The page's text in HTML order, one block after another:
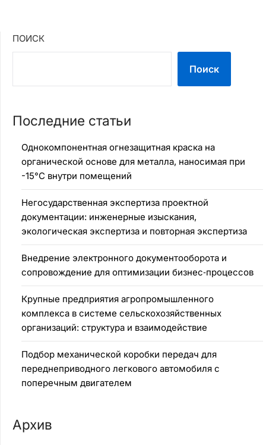
ПОИСК
Поиск
Последние статьи
Однокомпонентная огнезащитная краска на
органической основе для металла, наносимая при
-15°C внутри помещений
Негосударственная экспертиза проектной
документации: инженерные изыскания,
экологическая экспертиза и повторная экспертиза
Внедрение электронного документооборота и
сопровождение для оптимизации бизнес‑процессов
Крупные предприятия агропромышленного
комплекса в системе сельскохозяйственных
организаций: структура и взаимодействие
Подбор механической коробки передач для
переднеприводного легкового автомобиля с
поперечным двигателем
Архив